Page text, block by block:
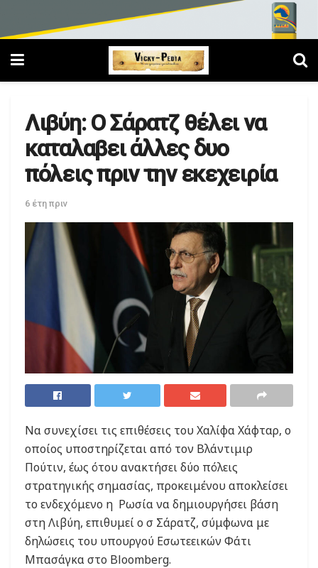
Λιβύη: Ο Σάρατζ θέλει να
καταλαβει άλλες δυο
πόλεις πριν την εκεχειρία
6 έτη πριν
Να συνεχίσει τις επιθέσεις του Χαλίφα Χάφταρ, ο
οποίος υποστηρίζεται από τον Βλάντιμιρ
Πούτιν, έως ότου ανακτήσει δύο πόλεις
στρατηγικής σημασίας, προκειμένου αποκλείσει
το ενδεχόμενο η Ρωσία να δημιουργήσει βάση
στη Λιβύη, επιθυμεί ο σ Σάρατζ, σύμφωνα με
δηλώσεις του υπουργού Εσωτεεικών Φάτι
Μπασάγκα στο Bloomberg.